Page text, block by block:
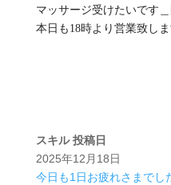
マッサージ受けたいです
本日も18時より営業致しま
スキル 投稿日
2025年12月18日
今日も1日お疲れさまでし